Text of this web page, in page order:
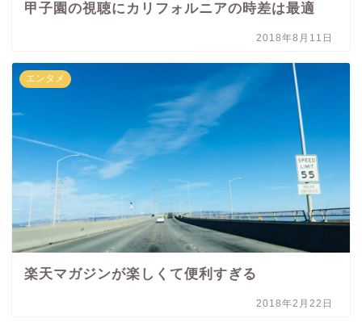
甲子園の視聴にカリフォルニアの時差は最適
2018年8月11日
エンタメ
楽天マガジンが楽しくて便利すぎる
2018年2月22日